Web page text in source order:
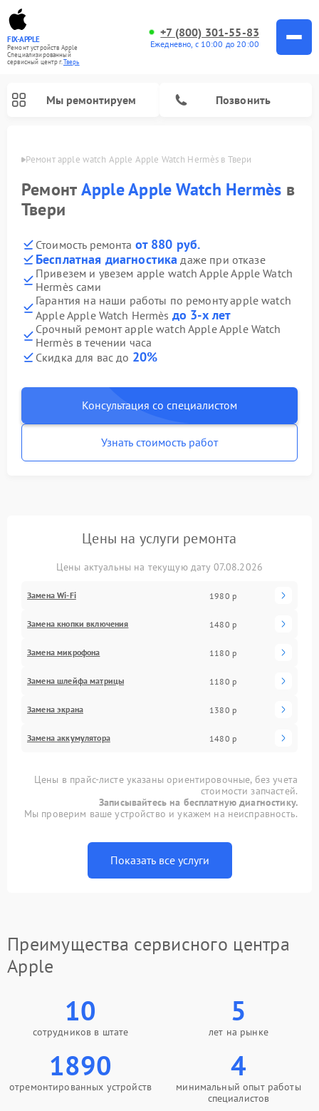
FIX-APPLE
Ремонт устройств Apple
Специализированный
cервисный центр г.Тверь
+7 (800) 301-55-83
Ежедневно, с 10:00 до 20:00
Мы ремонтируем Позвонить
Ремонт apple watch Apple Apple Watch Hermès в Твери
РемонтApple Apple Watch Hermès в
Твери
Стоимость ремонта от 880 руб.
Бесплатная диагностика даже при отказе
Привезем и увезем apple watch Apple Apple Watch
Hermès сами
Гарантия на наши работы по ремонту apple watch
Apple Apple Watch Hermès до 3-х лет
Срочный ремонт apple watch Apple Apple Watch
Hermès в течении часа
Скидка для вас до 20%
Консультация со специалистом
Узнать стоимость работ
Цены на услуги ремонта
Цены актуальны на текущую дату 07.08.2026
Замена Wi-Fi 1980 р
Замена кнопки включения 1480 р
Замена микрофона 1180 р
Замена шлейфа матрицы 1180 р
Замена экрана 1380 р
Замена аккумулятора 1480 р
Цены в прайс-листе указаны ориентировочные, без учета
стоимости запчастей.
Записывайтесь на бесплатную диагностику.
Мы проверим ваше устройство и укажем на неисправность.
Показать все услуги
Преимущества сервисного центра
Apple
10
сотрудников в штате
5
лет на рынке
1890
отремонтированных устройств
4
минимальный опыт работы
специалистов